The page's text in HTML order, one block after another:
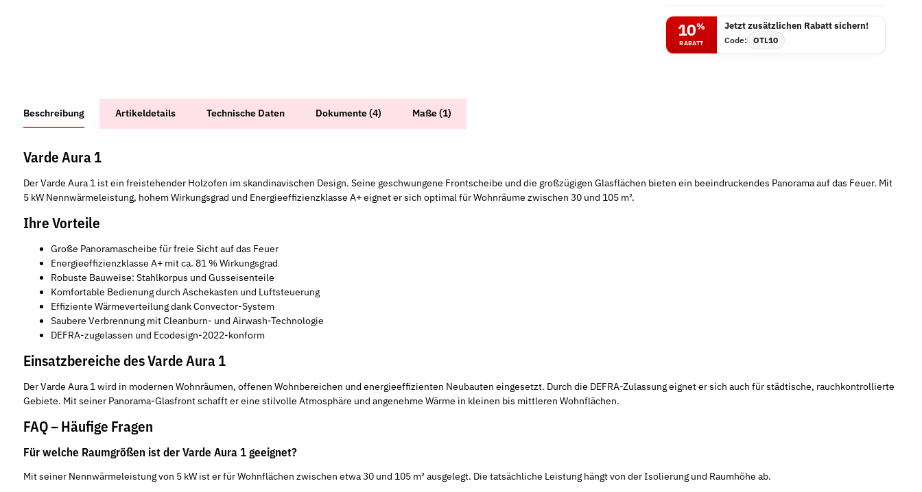
10%
RABATT
Jetzt zusätzlichen Rabatt sichern!
Code: OTL10
Beschreibung Artikeldetails Technische Daten Dokumente (4) Maße (1)
Varde Aura 1
Der Varde Aura 1 ist ein freistehender Holzofen im skandinavischen Design. Seine geschwungene Frontscheibe und die großzügigen Glasflächen bieten ein beeindruckendes Panorama auf das Feuer. Mit
5 kW Nennwärmeleistung, hohem Wirkungsgrad und Energieeffizienzklasse A+ eignet er sich optimal für Wohnräume zwischen 30 und 105 m².
Ihre Vorteile
Große Panoramascheibe für freie Sicht auf das Feuer
Energieeffizienzklasse A+ mit ca. 81 % Wirkungsgrad
Robuste Bauweise: Stahlkorpus und Gusseisenteile
Komfortable Bedienung durch Aschekasten und Luftsteuerung
Effiziente Wärmeverteilung dank Convector-System
Saubere Verbrennung mit Cleanburn- und Airwash-Technologie
DEFRA-zugelassen und Ecodesign-2022-konform
Einsatzbereiche des Varde Aura 1
Der Varde Aura 1 wird in modernen Wohnräumen, offenen Wohnbereichen und energieeffizienten Neubauten eingesetzt. Durch die DEFRA-Zulassung eignet er sich auch für städtische, rauchkontrollierte
Gebiete. Mit seiner Panorama-Glasfront schafft er eine stilvolle Atmosphäre und angenehme Wärme in kleinen bis mittleren Wohnflächen.
FAQ – Häufige Fragen
Für welche Raumgrößen ist der Varde Aura 1 geeignet?
Mit seiner Nennwärmeleistung von 5 kW ist er für Wohnflächen zwischen etwa 30 und 105 m² ausgelegt. Die tatsächliche Leistung hängt von der Isolierung und Raumhöhe ab.